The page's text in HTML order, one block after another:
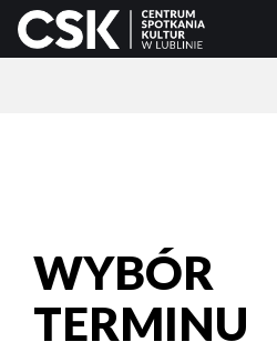
WYBÓR
TERMINU